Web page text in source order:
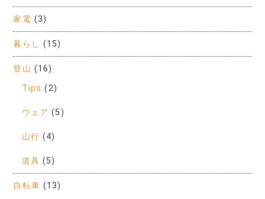
家電 (3)
暮らし (15)
登山 (16)
Tips (2)
ウェア (5)
山行 (4)
道具 (5)
自転車 (13)